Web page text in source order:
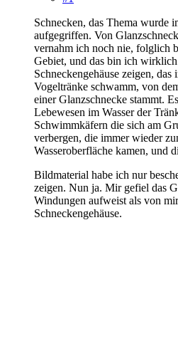
Schnecken, das Thema wurde
aufgegriffen. Von
vernahm ich noch nie, folglich
Gebiet, und das bin ich
Schneckengehäuse zeigen,
Vogeltränke schwamm, von
einer Glanzschnecke stammt.
Lebewesen im Wasser der
Schwimmkäfern die sich am
verbergen, die immer wieder
Wasseroberfläche kamen, und
Bildmaterial habe ich nur
zeigen. Nun ja. Mir gefiel das
Windungen aufweist als von
Schneckengehäuse.